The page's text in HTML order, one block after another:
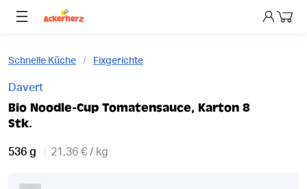
Dein
Schnelle Küche Fixgerichte
Davert
Bio Noodle-Cup Tomatensauce, Karton 8
Stk.
536 g 21,36 € / kg